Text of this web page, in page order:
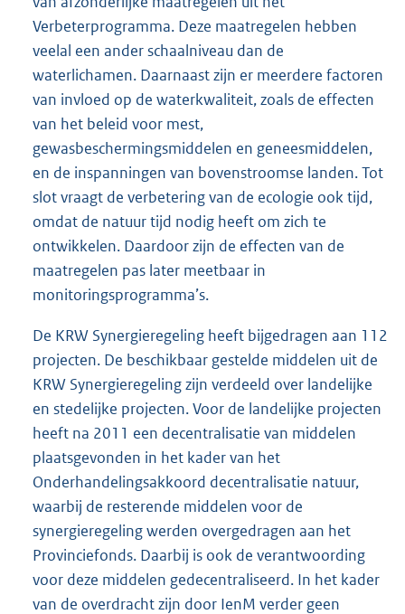
Verbeterprogramma. Deze maatregelen hebben
veelal een ander schaalniveau dan de
waterlichamen. Daarnaast zijn er meerdere factoren
van invloed op de waterkwaliteit, zoals de effecten
van het beleid voor mest,
gewasbeschermingsmiddelen en geneesmiddelen,
en de inspanningen van bovenstroomse landen. Tot
slot vraagt de verbetering van de ecologie ook tijd,
omdat de natuur tijd nodig heeft om zich te
ontwikkelen. Daardoor zijn de effecten van de
maatregelen pas later meetbaar in
monitoringsprogramma’s.
De KRW Synergieregeling heeft bijgedragen aan 112
projecten. De beschikbaar gestelde middelen uit de
KRW Synergieregeling zijn verdeeld over landelijke
en stedelijke projecten. Voor de landelijke projecten
heeft na 2011 een decentralisatie van middelen
plaatsgevonden in het kader van het
Onderhandelingsakkoord decentralisatie natuur,
waarbij de resterende middelen voor de
synergieregeling werden overgedragen aan het
Provinciefonds. Daarbij is ook de verantwoording
voor deze middelen gedecentraliseerd. In het kader
van de overdracht zijn door IenM verder geen